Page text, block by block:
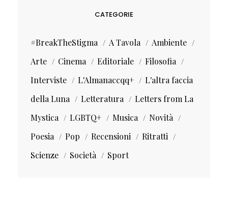
CATEGORIE
#BreakTheStigma A Tavola
Ambiente
Arte
Cinema Editoriale
Filosofia
Interviste
L'Almanaccqq+
L'altra faccia
della Luna
Letteratura
Letters from La
Mystica
LGBTQ+ Musica
Novità
Poesia
Pop Recensioni
Ritratti
Scienze
Società Sport